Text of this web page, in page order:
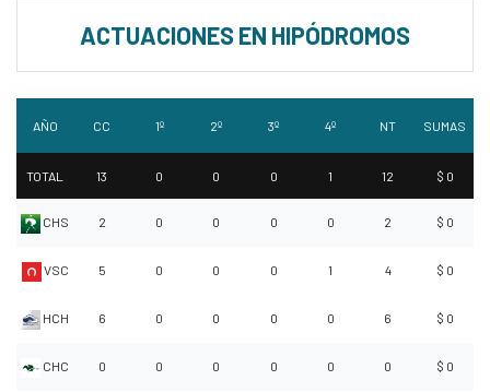
ACTUACIONES EN HIPÓDROMOS
AÑO CC 1º 2º 3º 4º NT SUMAS
TOTAL 13 0 0 0 1 12 $ 0
CHS 2 0 0 0 0 2 $ 0
VSC 5 0 0 0 1 4 $ 0
HCH 6 0 0 0 0 6 $ 0
CHC 0 0 0 0 0 0 $ 0